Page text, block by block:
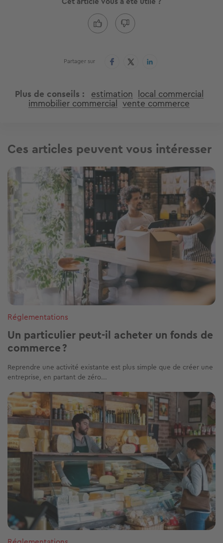
Partager sur
Plus de conseils estimation local commercial
immobilier commercial vente commerce
Ces articles peuvent vous intéresser
Image
Réglementations
Un particulier peut-il acheter un fonds de
commerce ?
Reprendre une activité existante est plus simple que de créer une
entreprise, en partant de zéro...
Image